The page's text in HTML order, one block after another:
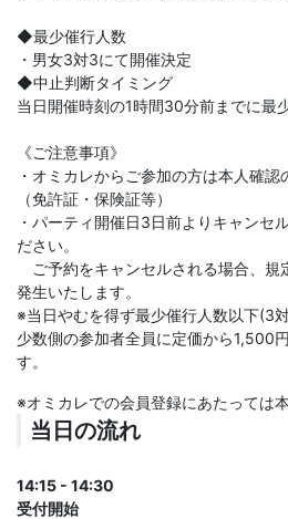
◆最少催行人数
・男女3対3にて開催決定
◆中止判断タイミング
当日開催時刻の1時間30分前までに最
《ご注意事項》
・オミカレからご参加の方は本人確認
（免許証・保険証等）
・パーティ開催日3日前よりキャンセ
ださい。
ご予約をキャンセルされる場合、規
発生いたします。
※当日やむを得ず最少催行人数以下(3
少数側の参加者全員に定価から1,500
す。
※オミカレでの会員登録にあたっては
当日の流れ
14:15 - 14:30
受付開始